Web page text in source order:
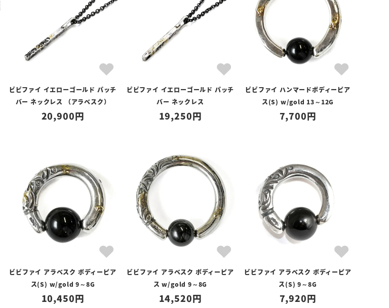
ビビファイ イエローゴールド パッチ
バー ネックレス （アラベスク）
20,900
ビビファイ イエローゴールド パッチ
バー ネックレス
19,250
ビビファイ ハンマードボディーピア
ス(S) w/gold 13～12G
7,700
ビビファイ アラベスク ボディーピア
ス(S) w/gold 9～8G
10,450
ビビファイ アラベスク ボディーピア
ス w/gold 9～8G
14,520
ビビファイ アラベスク ボディーピア
ス(S) 9～8G
7,920